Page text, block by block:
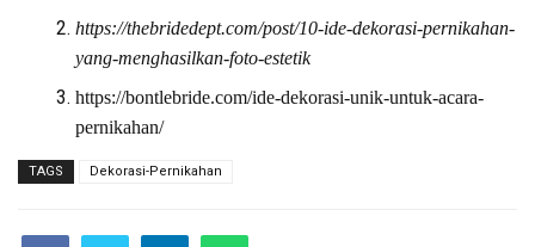
https://thebridedept.com/post/10-ide-dekorasi-pernikahan-
yang-menghasilkan-foto-estetik
https://bontlebride.com/ide-dekorasi-unik-untuk-acara-
pernikahan/
TAGS Dekorasi-Pernikahan